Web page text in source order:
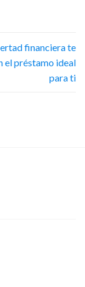
financiera te
el préstamo ideal
para ti